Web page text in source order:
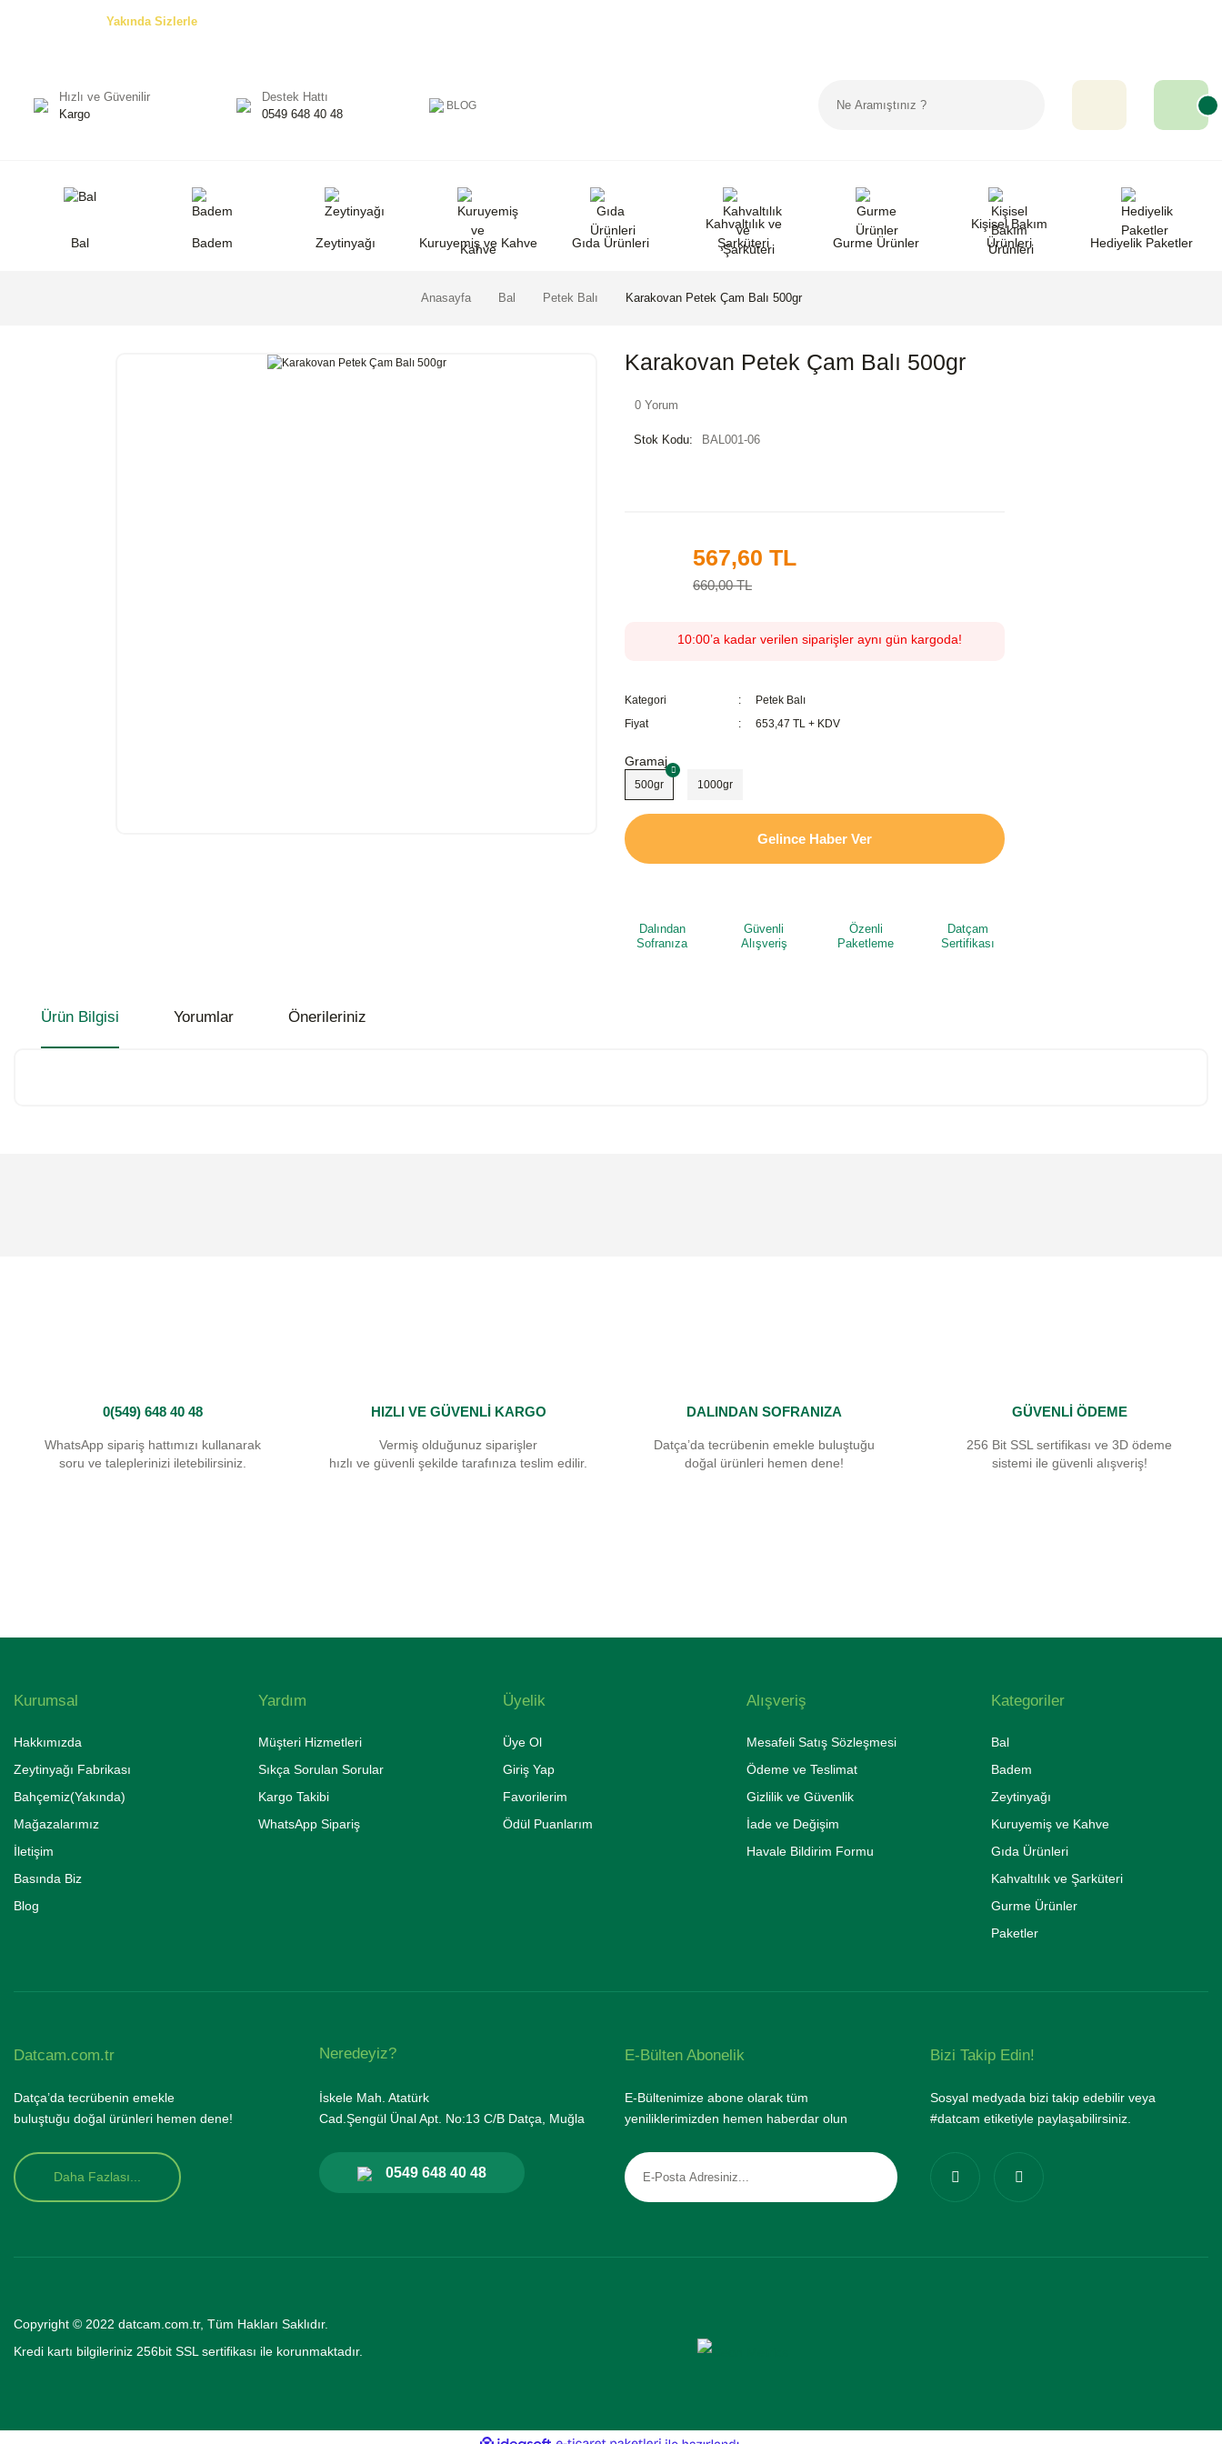
Yakında Sizlerle
Hızlı ve Güvenilir
Kargo
Destek Hattı
0549 648 40 48
BLOG
Bal Badem Zeytinyağı Kuruyemiş ve Kahve Gıda Ürünleri
Kahvaltılık ve
Şarküteri
Gurme Ürünler
Kişisel Bakım
Ürünleri
Hediyelik Paketler
Anasayfa Bal Petek Balı Karakovan Petek Çam Balı 500gr
Karakovan Petek Çam Balı 500gr
0 Yorum
Stok Kodu: BAL001-06
567,60 TL
660,00 TL
10:00’a kadar verilen siparişler aynı gün kargoda!
Kategori
Petek Balı
Fiyat
653,47 TL + KDV
Gramaj
500gr 1000gr
Gelince Haber Ver
Dalından
Sofranıza
Güvenli
Alışveriş
Özenli
Paketleme
Datçam
Sertifikası
Ürün Bilgisi Yorumlar Önerileriniz
0(549) 648 40 48
WhatsApp sipariş hattımızı kullanarak
soru ve taleplerinizi iletebilirsiniz.
HIZLI VE GÜVENLİ KARGO
Vermiş olduğunuz siparişler
hızlı ve güvenli şekilde tarafınıza teslim edilir.
DALINDAN SOFRANIZA
Datça’da tecrübenin emekle buluştuğu
doğal ürünleri hemen dene!
GÜVENLİ ÖDEME
256 Bit SSL sertifikası ve 3D ödeme
sistemi ile güvenli alışveriş!
Kurumsal
Hakkımızda
Zeytinyağı Fabrikası
Bahçemiz(Yakında)
Mağazalarımız
İletişim
Basında Biz
Blog
Yardım
Müşteri Hizmetleri
Sıkça Sorulan Sorular
Kargo Takibi
WhatsApp Sipariş
Üyelik
Üye Ol
Giriş Yap
Favorilerim
Ödül Puanlarım
Alışveriş
Mesafeli Satış Sözleşmesi
Ödeme ve Teslimat
Gizlilik ve Güvenlik
İade ve Değişim
Havale Bildirim Formu
Kategoriler
Bal
Badem
Zeytinyağı
Kuruyemiş ve Kahve
Gıda Ürünleri
Kahvaltılık ve Şarküteri
Gurme Ürünler
Paketler
Datcam.com.tr
Datça’da tecrübenin emekle
buluştuğu doğal ürünleri hemen dene!
Daha Fazlası...
Neredeyiz?
İskele Mah. Atatürk
Cad.Şengül Ünal Apt. No:13 C/B Datça, Muğla
0549 648 40 48
E-Bülten Abonelik
E-Bültenimize abone olarak tüm
yeniliklerimizden hemen haberdar olun
Bizi Takip Edin!
Sosyal medyada bizi takip edebilir veya
#datcam etiketiyle paylaşabilirsiniz.
Copyright © 2022 datcam.com.tr, Tüm Hakları Saklıdır.
Kredi kartı bilgileriniz 256bit SSL sertifikası ile korunmaktadır.